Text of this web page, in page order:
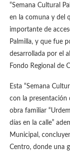
“Semana Cultural
en la comuna y del
importante de
Palmilla, y que fue
desarrollada por el
Fondo Regional de
Esta “Semana
con la presentación
obra familiar
días en la calle”
Municipal,
Centro, donde una